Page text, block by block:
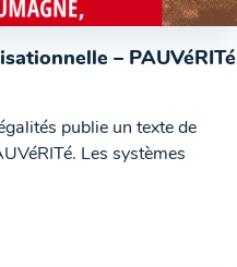
– PAUVéRITé
publie un texte de
Les systèmes